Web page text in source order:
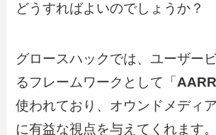
どうすればよいのでしょうか？
グロースハックでは、ユーザー
るフレームワークとして「
使われており、オウンドメディ
に有益な視点を与えてくれます。